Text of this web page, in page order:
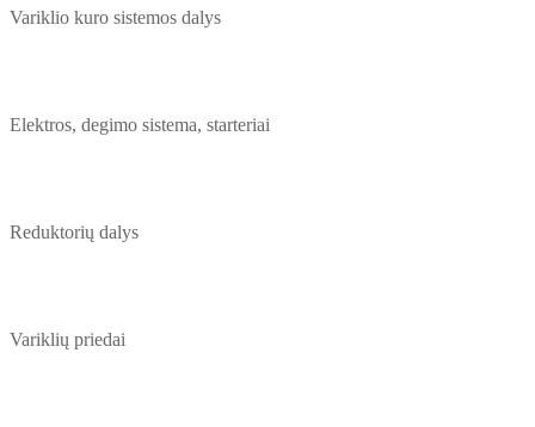
Variklio kuro sistemos dalys
Elektros, degimo sistema, starteriai
Reduktorių dalys
Variklių priedai